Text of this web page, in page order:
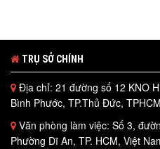
TRỤ SỞ CHÍNH
Địa chỉ: 21 đường số 12 KNO
Bình Phước, TP.Thủ Đức, TPHCM
Văn phòng làm việc: Số 3,
Phường Dĩ An, TP. HCM, Việt